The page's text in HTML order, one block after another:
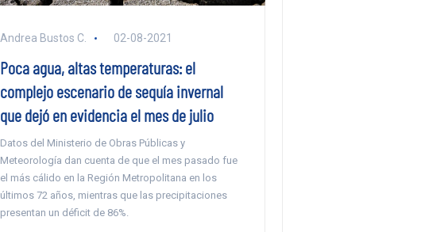
Andrea Bustos C. 02-08-2021
Poca agua, altas temperaturas: el
complejo escenario de sequía invernal
que dejó en evidencia el mes de julio
Datos del Ministerio de Obras Públicas y
Meteorología dan cuenta de que el mes pasado fue
el más cálido en la Región Metropolitana en los
últimos 72 años, mientras que las precipitaciones
presentan un déficit de 86%.